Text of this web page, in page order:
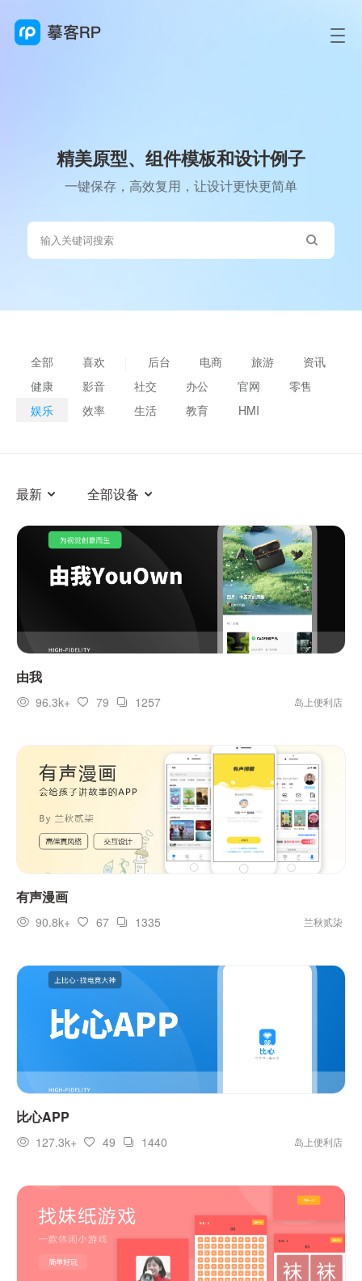
精美原型、组件模板和设计例子
一键保存，高效复用，让设计更快更简单
全部 喜欢 后台 电商 旅游
资讯
健康
影音 社交 办公 官网
零售
娱乐
效率 生活 教育 HMI
最新 全部设备
由我
96.3k+ 79 1257 岛上便利店
有声漫画
90.8k+ 67 1335 兰秋贰柒
比心APP
127.3k+ 49 1440 岛上便利店